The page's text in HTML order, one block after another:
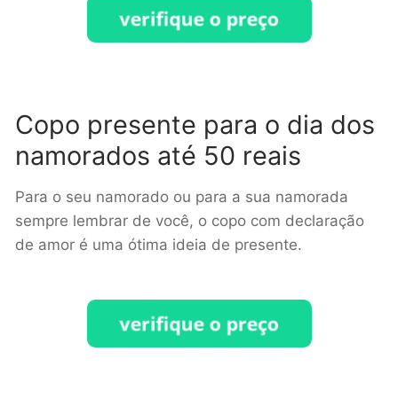
Copo presente para o dia dos
namorados até 50 reais
Para o seu namorado ou para a sua namorada
sempre lembrar de você, o copo com declaração
de amor é uma ótima ideia de presente.